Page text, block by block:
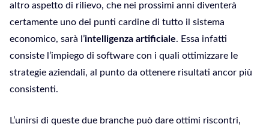
altro aspetto di rilievo, che nei prossimi anni diventerà
certamente uno dei punti cardine di tutto il sistema
economico, sarà l’intelligenza artificiale. Essa infatti
consiste l’impiego di software con i quali ottimizzare le
strategie aziendali, al punto da ottenere risultati ancor più
consistenti.
L’unirsi di queste due branche può dare ottimi riscontri,